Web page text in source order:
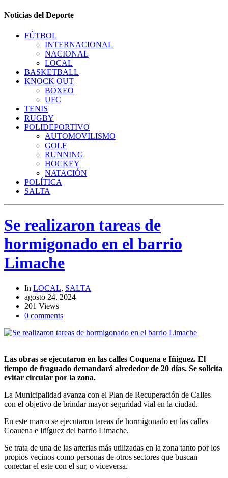
Noticias del Deporte
FÚTBOL
INTERNACIONAL
NACIONAL
LOCAL
BASKETBALL
KNOCK OUT
BOXEO
UFC
TENIS
RUGBY
POLIDEPORTIVO
AUTOMOVILISMO
GOLF
RUNNING
HOCKEY
NATACIÓN
POLÍTICA
SALTA
Se realizaron tareas de
hormigonado en el barrio
Limache
In LOCAL, SALTA
agosto 24, 2024
201 Views
0 comments
Las obras se ejecutaron en las calles Coquena e Iñiguez. El
tiempo de fraguado demandará alrededor de 20 días. Se solicita
evitar circular por la zona.
La Municipalidad avanza con el Plan de Recuperación de Calles
con el objetivo de brindar mayor seguridad vial en la ciudad.
En este marco se ejecutaron tareas de hormigonado en las calles
Coauena e Iñíguez del barrio Limache.
Se trata de una de las arterias más utilizadas en la zona tanto por los
propios vecinos como personas de otros sectores que buscan
conectar el este con el sur, o viceversa.